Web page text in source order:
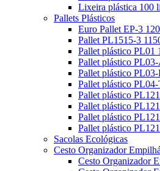
Lixeira plástica 100
Pallets Plásticos
Euro Pallet EP-3
Pallet PL1515-3
Pallet plástico PL01
Pallet plástico
Pallet plástico
Pallet plástico
Pallet plástico
Pallet plástico
Pallet plástico
Pallet plástico
Sacolas Ecológicas
Cesto Organizador
Cesto Organizador